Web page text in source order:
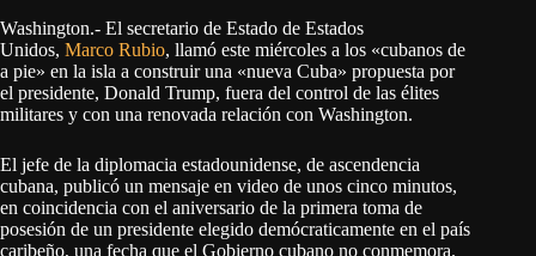
Washington.- El secretario de Estado de Estados
Unidos, Marco Rubio, llamó este miércoles a los «cubanos de
a pie» en la isla a construir una «nueva Cuba» propuesta por
el presidente, Donald Trump, fuera del control de las élites
militares y con una renovada relación con Washington.
El jefe de la diplomacia estadounidense, de ascendencia
cubana, publicó un mensaje en video de unos cinco minutos,
en coincidencia con el aniversario de la primera toma de
posesión de un presidente elegido demócraticamente en el país
caribeño, una fecha que el Gobierno cubano no conmemora.